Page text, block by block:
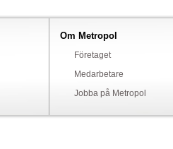
Om Metropol
Företaget
Medarbetare
Jobba på Metropol